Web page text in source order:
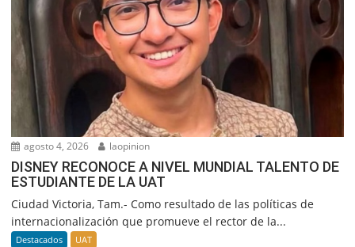
agosto 4, 2026 laopinion
DISNEY RECONOCE A NIVEL MUNDIAL TALENTO DE
ESTUDIANTE DE LA UAT
Ciudad Victoria, Tam.- Como resultado de las políticas de
internacionalización que promueve el rector de la...
Destacados UAT